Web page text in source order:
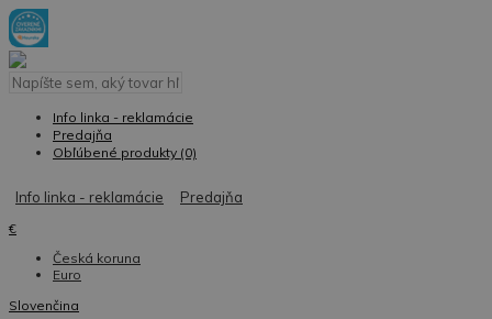
Info linka - reklamácie
Predajňa
Obľúbené produkty (0)
Info linka - reklamácie Predajňa
€
Česká koruna
Euro
Slovenčina